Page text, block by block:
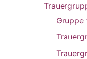
Gruppe